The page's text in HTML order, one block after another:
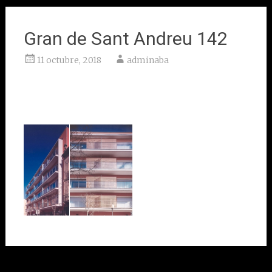
Gran de Sant Andreu 142
11 octubre, 2018 adminaba